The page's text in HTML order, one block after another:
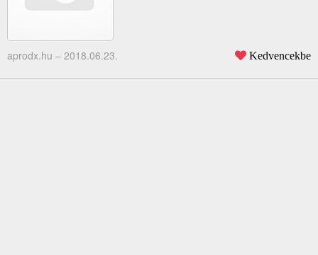
aprodx.hu – 2018.06.23. Kedvencekbe